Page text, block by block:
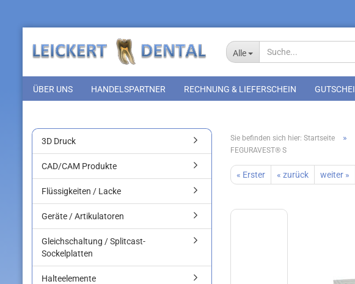
Alle
ÜBER UNS HANDELSPARTNER RECHNUNG & LIEFERSCHEIN
Sie befinden sich hier: Startseite »
FEGURAVEST® S
« Erster « zurück weiter »
3D Druck
CAD/CAM Produkte
Flüssigkeiten / Lacke
Geräte / Artikulatoren
Gleichschaltung / Splitcast-
Sockelplatten
Halteelemente